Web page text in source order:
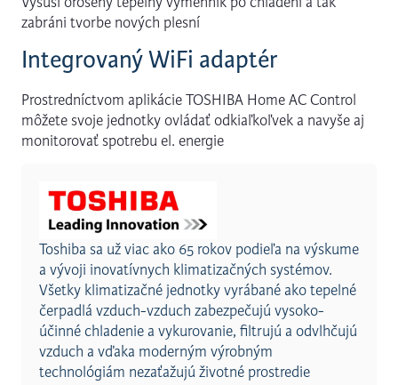
zabráni tvorbe nových plesní
Integrovaný WiFi adaptér
Prostredníctvom aplikácie TOSHIBA Home AC Control
môžete svoje jednotky ovládať odkiaľkoľvek a navyše aj
monitorovať spotrebu el. energie
Toshiba sa už viac ako 65 rokov podieľa na výskume
a vývoji inovatívnych klimatizačných systémov.
Všetky klimatizačné jednotky vyrábané ako tepelné
čerpadlá vzduch-vzduch zabezpečujú vysoko-
účinné chladenie a vykurovanie, filtrujú a odvlhčujú
vzduch a vďaka moderným výrobným
technológiám nezaťažujú životné prostredie